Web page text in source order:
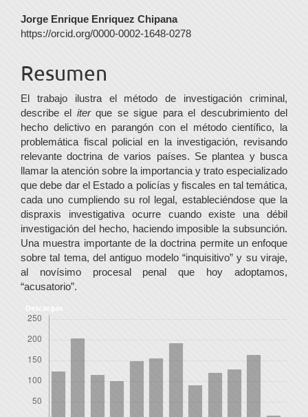
Contenido
principal
del
artículo
Jorge Enrique Enriquez Chipana
https://orcid.org/0000-0002-1648-0278
Resumen
El trabajo ilustra el método de investigación criminal,
describe el iterque se sigue para el descubrimiento del
hecho delictivo en parangón con el método científico, la
problemática fiscal policial en la investigación, revisando
relevante doctrina de varios países. Se plantea y busca
llamar la atención sobre la importancia y trato especializado
que debe dar el Estado a policías y fiscales en tal temática,
cada uno cumpliendo su rol legal, estableciéndose que la
dispraxis investigativa ocurre cuando existe una débil
investigación del hecho, haciendo imposible la subsunción.
Una muestra importante de la doctrina permite un enfoque
sobre tal tema, del antiguo modelo “inquisitivo” y su viraje,
al novísimo procesal penal que hoy adoptamos,
“acusatorio”.
Descargas